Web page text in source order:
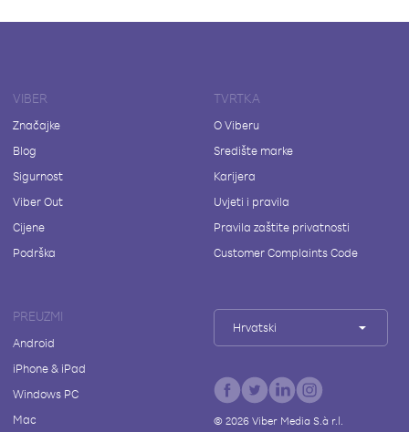
VIBER
Značajke
Blog
Sigurnost
Viber Out
Cijene
Podrška
TVRTKA
O Viberu
Središte marke
Karijera
Uvjeti i pravila
Pravila zaštite privatnosti
Customer Complaints Code
PREUZMI
Android
iPhone & iPad
Windows PC
Mac
Hrvatski
© 2026Viber Media S.à r.l.